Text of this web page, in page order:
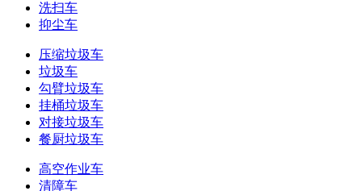
洗扫车
抑尘车
压缩垃圾车
垃圾车
勾臂垃圾车
挂桶垃圾车
对接垃圾车
餐厨垃圾车
高空作业车
清障车